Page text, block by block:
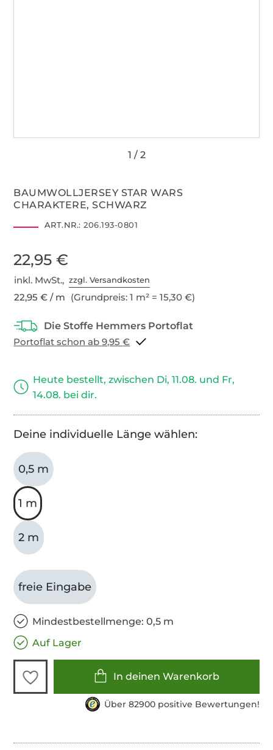
BAUMWOLLJERSEY STAR WARS
CHARAKTERE, SCHWARZ
ART.NR.: 206.193-0801
22,95 €
inkl. MwSt.,zzgl. Versandkosten
22,95 € / m (Grundpreis: 1 m² = 15,30 €)
Portoflat schon ab 9,95 €
Heute bestellt, zwischen Di, 11.08. und Fr,
14.08. bei dir.
Deine individuelle Länge wählen:
0,5 m
1 m
2 m
freie Eingabe
Mindestbestellmenge: 0,5 m
Auf Lager
In deinen Warenkorb
Über 82900 positive Bewertungen!